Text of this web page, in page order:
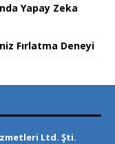
Yapay Zeka
Fırlatma Deneyi
Ltd. Şti.